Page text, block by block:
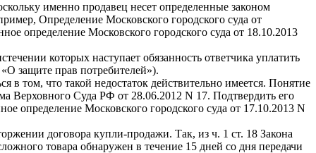
именно продавец несет определенные законом
Определение Московского городского суда от
определение Московского городского суда от 18.10.2013
которых наступает обязанность ответчика уплатить
защите прав потребителей»).
в том, что такой недостаток действительно имеется. Понятие
Верховного Суда РФ от 28.06.2012 N 17. Подтвердить его
определение Московского городского суда от 17.10.2013 N
договора купли-продажи. Так, из ч. 1 ст. 18 Закона
товара обнаружен в течение 15 дней со дня передачи